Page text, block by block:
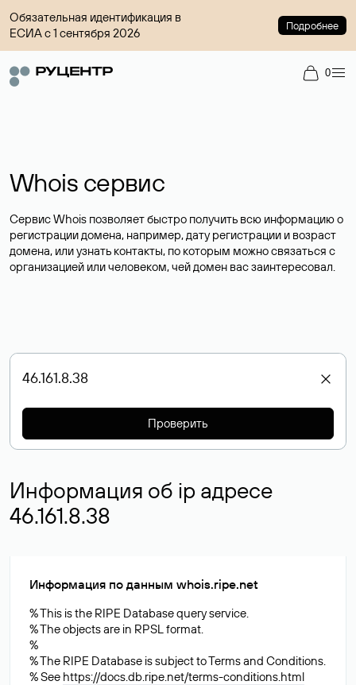
Обязательная идентификация в
ЕСИА с 1 сентября 2026
Подробнее
0
Whois сервис
Сервис Whois позволяет быстро получить всю информацию о
регистрации домена, например, дату регистрации и возраст
домена, или узнать контакты, по которым можно связаться с
организацией или человеком, чей домен вас заинтересовал.
Проверить
Информация об ip адресе
46.161.8.38
Информация по данным whois.ripe.net
% This is the RIPE Database query service.
% The objects are in RPSL format.
%
% The RIPE Database is subject to Terms and Conditions.
% See https://docs.db.ripe.net/terms-conditions.html